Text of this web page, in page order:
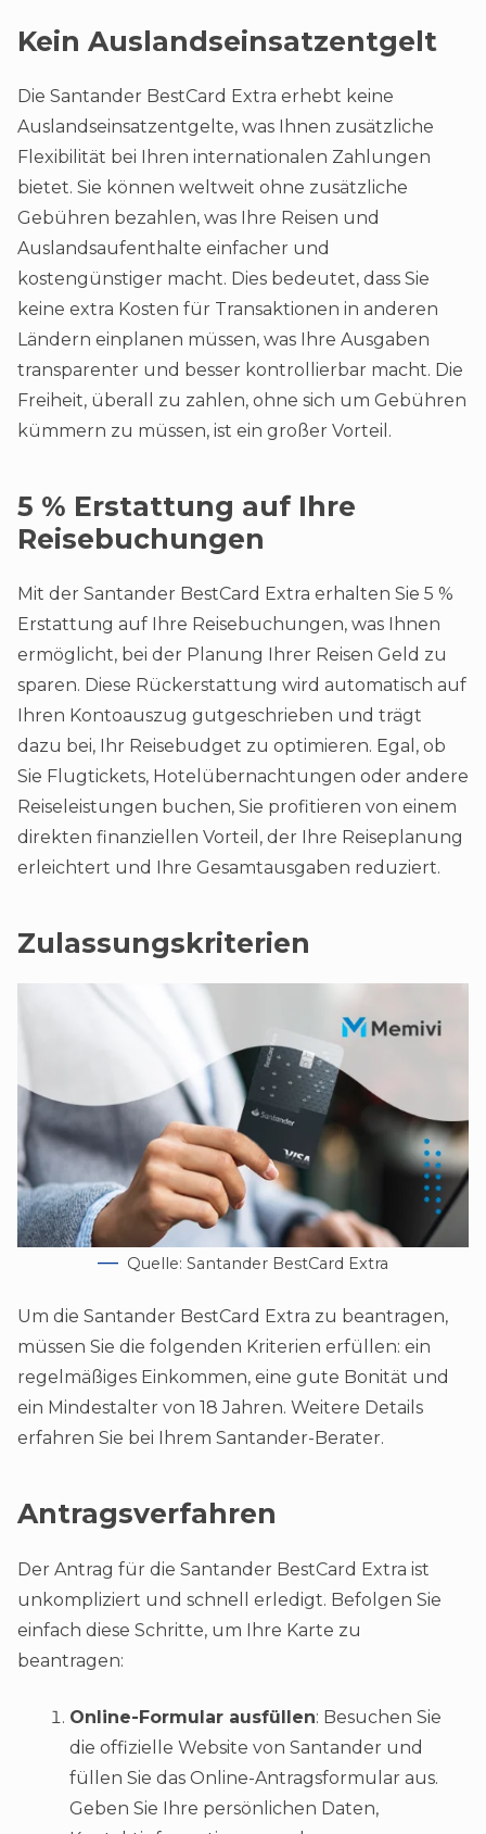
Kein Auslandseinsatzentgelt
Die Santander BestCard Extra erhebt keine
Auslandseinsatzentgelte, was Ihnen zusätzliche
Flexibilität bei Ihren internationalen Zahlungen
bietet. Sie können weltweit ohne zusätzliche
Gebühren bezahlen, was Ihre Reisen und
Auslandsaufenthalte einfacher und
kostengünstiger macht. Dies bedeutet, dass Sie
keine extra Kosten für Transaktionen in anderen
Ländern einplanen müssen, was Ihre Ausgaben
transparenter und besser kontrollierbar macht. Die
Freiheit, überall zu zahlen, ohne sich um Gebühren
kümmern zu müssen, ist ein großer Vorteil.
5 % Erstattung auf Ihre
Reisebuchungen
Mit der Santander BestCard Extra erhalten Sie 5 %
Erstattung auf Ihre Reisebuchungen, was Ihnen
ermöglicht, bei der Planung Ihrer Reisen Geld zu
sparen. Diese Rückerstattung wird automatisch auf
Ihren Kontoauszug gutgeschrieben und trägt
dazu bei, Ihr Reisebudget zu optimieren. Egal, ob
Sie Flugtickets, Hotelübernachtungen oder andere
Reiseleistungen buchen, Sie profitieren von einem
direkten finanziellen Vorteil, der Ihre Reiseplanung
erleichtert und Ihre Gesamtausgaben reduziert.
Zulassungskriterien
Quelle: Santander BestCard Extra
Um die Santander BestCard Extra zu beantragen,
müssen Sie die folgenden Kriterien erfüllen: ein
regelmäßiges Einkommen, eine gute Bonität und
ein Mindestalter von 18 Jahren. Weitere Details
erfahren Sie bei Ihrem Santander-Berater.
Antragsverfahren
Der Antrag für die Santander BestCard Extra ist
unkompliziert und schnell erledigt. Befolgen Sie
einfach diese Schritte, um Ihre Karte zu
beantragen:
Online-Formular ausfüllen: Besuchen Sie
die offizielle Website von Santander und
füllen Sie das Online-Antragsformular aus.
Geben Sie Ihre persönlichen Daten,